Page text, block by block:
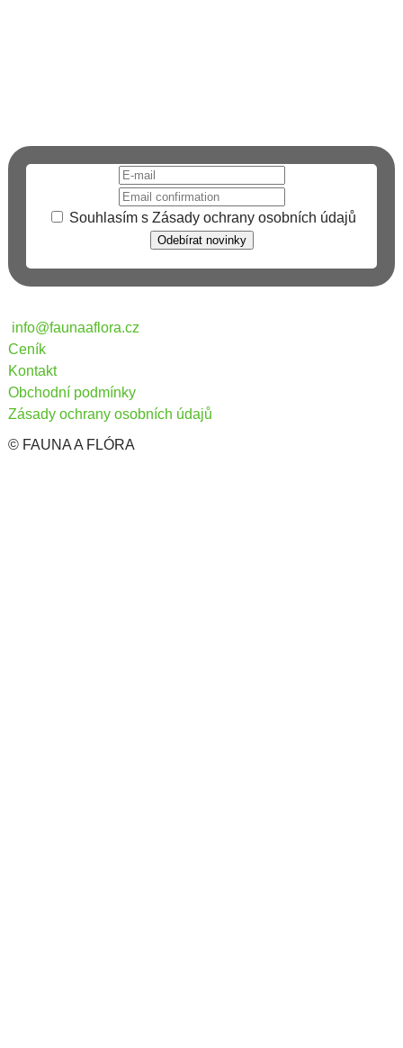
Souhlasím s Zásady ochrany osobních údajů
info@faunaaflora.cz
Ceník
Kontakt
Obchodní podmínky
Zásady ochrany osobních údajů
© FAUNA A FLÓRA